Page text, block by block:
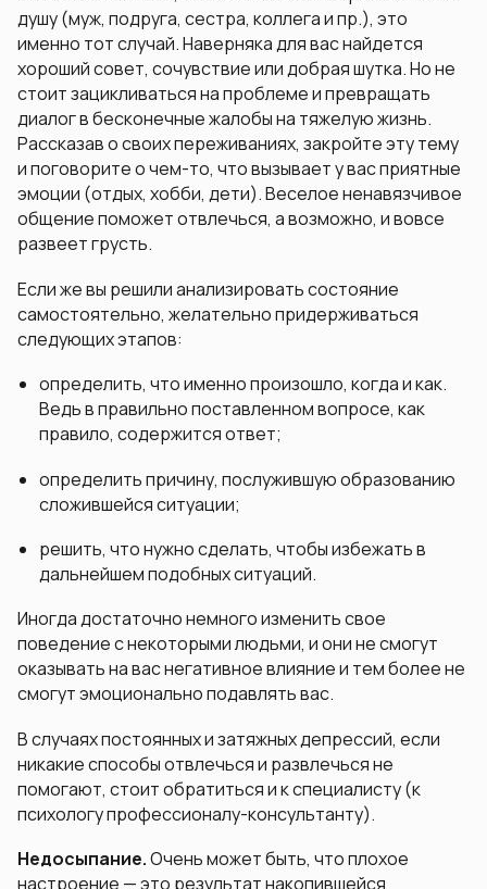
душу (муж, подруга, сестра, коллега и пр.), это
именно тот случай. Наверняка для вас найдется
хороший совет, сочувствие или добрая шутка. Но не
стоит зацикливаться на проблеме и превращать
диалог в бесконечные жалобы на тяжелую жизнь.
Рассказав о своих переживаниях, закройте эту тему
и поговорите о чем-то, что вызывает у вас приятные
эмоции (отдых, хобби, дети). Веселое ненавязчивое
общение поможет отвлечься, а возможно, и вовсе
развеет грусть.
Если же вы решили анализировать состояние
самостоятельно, желательно придерживаться
следующих этапов:
определить, что именно произошло, когда и как.
Ведь в правильно поставленном вопросе, как
правило, содержится ответ;
определить причину, послужившую образованию
сложившейся ситуации;
решить, что нужно сделать, чтобы избежать в
дальнейшем подобных ситуаций.
Иногда достаточно немного изменить свое
поведение с некоторыми людьми, и они не смогут
оказывать на вас негативное влияние и тем более не
смогут эмоционально подавлять вас.
В случаях постоянных и затяжных депрессий, если
никакие способы отвлечься и развлечься не
помогают, стоит обратиться и к специалисту (к
психологу профессионалу-консультанту).
Недосыпание.Очень может быть, что плохое
настроение — это результат накопившейся